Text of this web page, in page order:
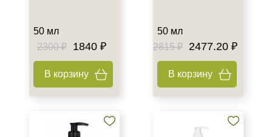
50 мл
2300 ₽
1840 ₽
В корзину
50 мл
2815 ₽
2477.20 ₽
В корзину